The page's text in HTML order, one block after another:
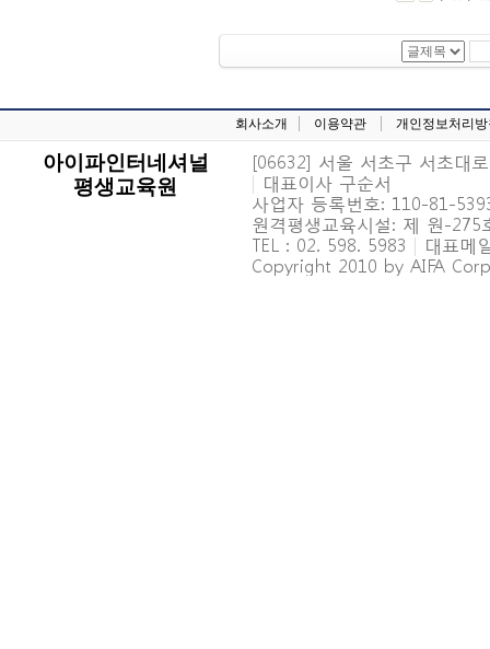
회사소개 이용약관 개인정보처리
아이파인터네셔널
평생교육원
[06632] 서울 서초구 서초대
| 대표이사 구순서
사업자 등록번호: 110-81-
원격평생교육시설: 제 원-
TEL : 02. 598. 5983 | 대표메
Copyright 2010 by AIFA